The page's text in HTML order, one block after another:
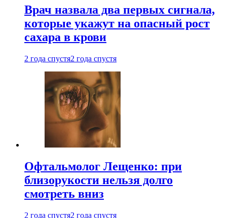
Врач назвала два первых сигнала,
которые укажут на опасный рост
сахара в крови
2 года спустя2 года спустя
Офтальмолог Лещенко: при
близорукости нельзя долго
смотреть вниз
2 года спустя2 года спустя